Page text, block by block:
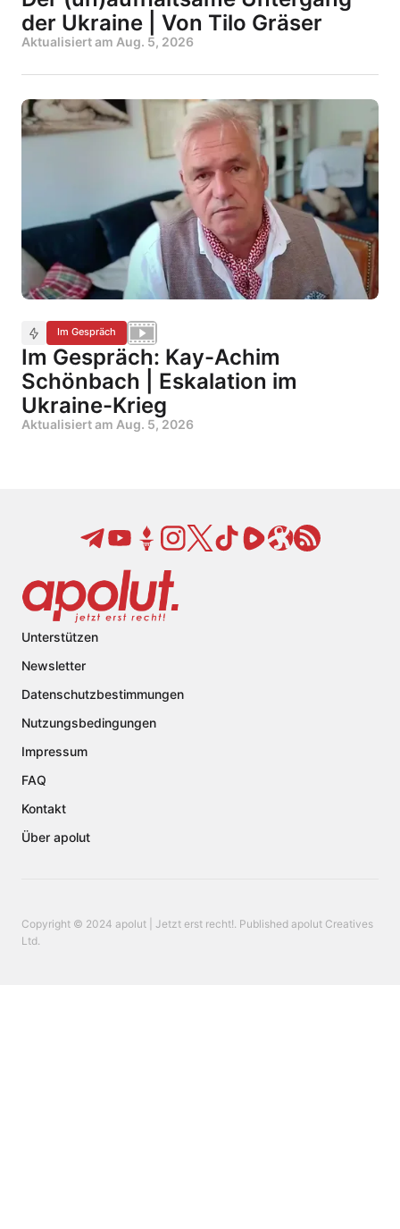
der Ukraine | Von Tilo Gräser
Aktualisiert am Aug. 5, 2026
Im Gespräch
Im Gespräch: Kay-Achim
Schönbach | Eskalation im
Ukraine-Krieg
Aktualisiert am Aug. 5, 2026
Unterstützen
Newsletter
Datenschutzbestimmungen
Nutzungsbedingungen
Impressum
FAQ
Kontakt
Über apolut
Copyright © 2024 apolut | Jetzt erst recht!. Published apolut Creatives
Ltd.